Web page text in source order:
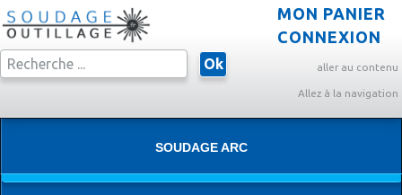
aller au contenu
Allez à la navigation
CONNEXION
MON PANIER
Ok
SOUDAGE ARC